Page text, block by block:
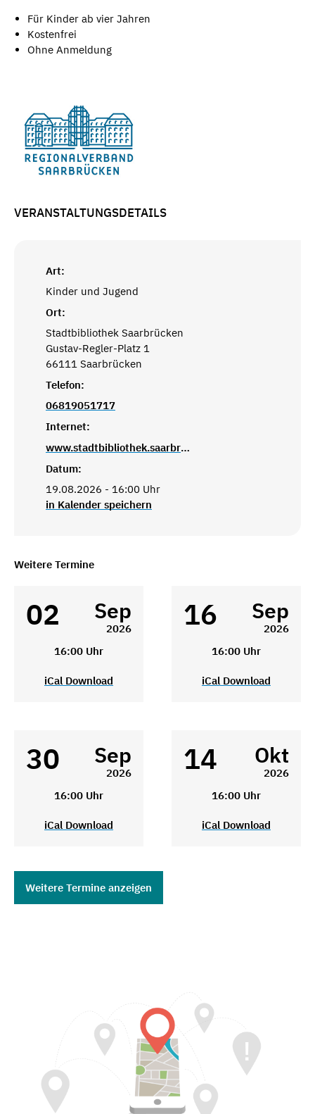
Für Kinder ab vier Jahren
Kostenfrei
Ohne Anmeldung
VERANSTALTUNGSDETAILS
Art:
Kinder und Jugend
Ort:
Stadtbibliothek Saarbrücken
Gustav-Regler-Platz 1
66111 Saarbrücken
Telefon:
06819051717
Internet:
www.stadtbibliothek.saarbruecken.de
Datum:
19.08.2026 - 16:00 Uhr
in Kalender speichern
Weitere Termine
02 Sep
2026
16:00 Uhr
iCal Download
16 Sep
2026
16:00 Uhr
iCal Download
30 Sep
2026
16:00 Uhr
iCal Download
14 Okt
2026
16:00 Uhr
iCal Download
Weitere Termine anzeigen